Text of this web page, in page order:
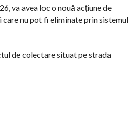
va avea loc o nouă acțiune de
nu pot fi eliminate prin sistemul
de colectare situat pe strada